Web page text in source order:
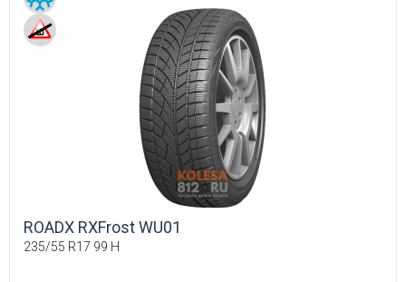
ROADX RXFrost WU01
235/55 R17 99 H